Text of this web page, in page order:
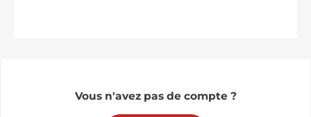
Vous n'avez pas de compte ?